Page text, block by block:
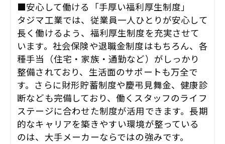
■安心して働ける「手厚い福利厚生制度」
タジマ工業では、従業員一人ひとりが安心して
長く働けるよう、福利厚生制度を充実させて
います。社会保険や退職金制度はもちろん、各
種手当（住宅・家族・通勤など）がしっかり
整備されており、生活面のサポートも万全で
す。さらに財形貯蓄制度や慶弔見舞金、健康診
断なども完備しており、働くスタッフのライフ
ステージに合わせた制度が活用できます。長期
的なキャリアを築きやすい環境が整っている
のは、大手メーカーならではの強みです。